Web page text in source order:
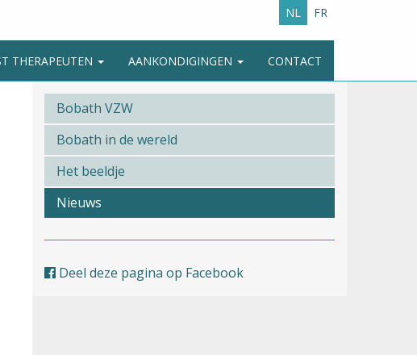
NL FR
THERAPEUTEN AANKONDIGINGEN CONTACT
Bobath VZW
Bobath in de wereld
Het beeldje
Nieuws
Deel deze pagina op Facebook